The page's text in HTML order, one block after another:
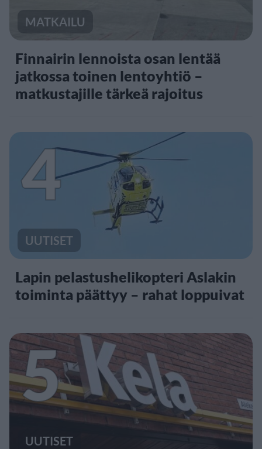
MATKAILU
Finnairin lennoista osan lentää
jatkossa toinen lentoyhtiö –
matkustajille tärkeä rajoitus
4
UUTISET
Lapin pelastushelikopteri Aslakin
toiminta päättyy – rahat loppuivat
5
UUTISET